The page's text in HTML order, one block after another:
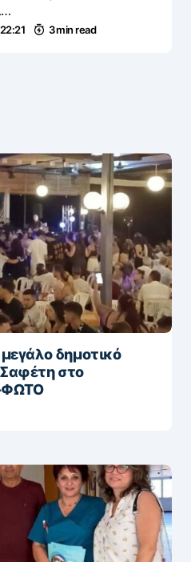
3 min read
δημοτικό
Σαφέτη στο
ΦΩΤΟ